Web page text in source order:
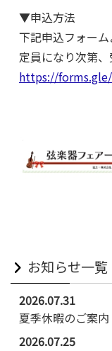
▼申込方法
下記申込フォーム
定員になり次第、
https://
お知らせ一覧
2026.07.31
夏季休暇のご案内
2026.07.25